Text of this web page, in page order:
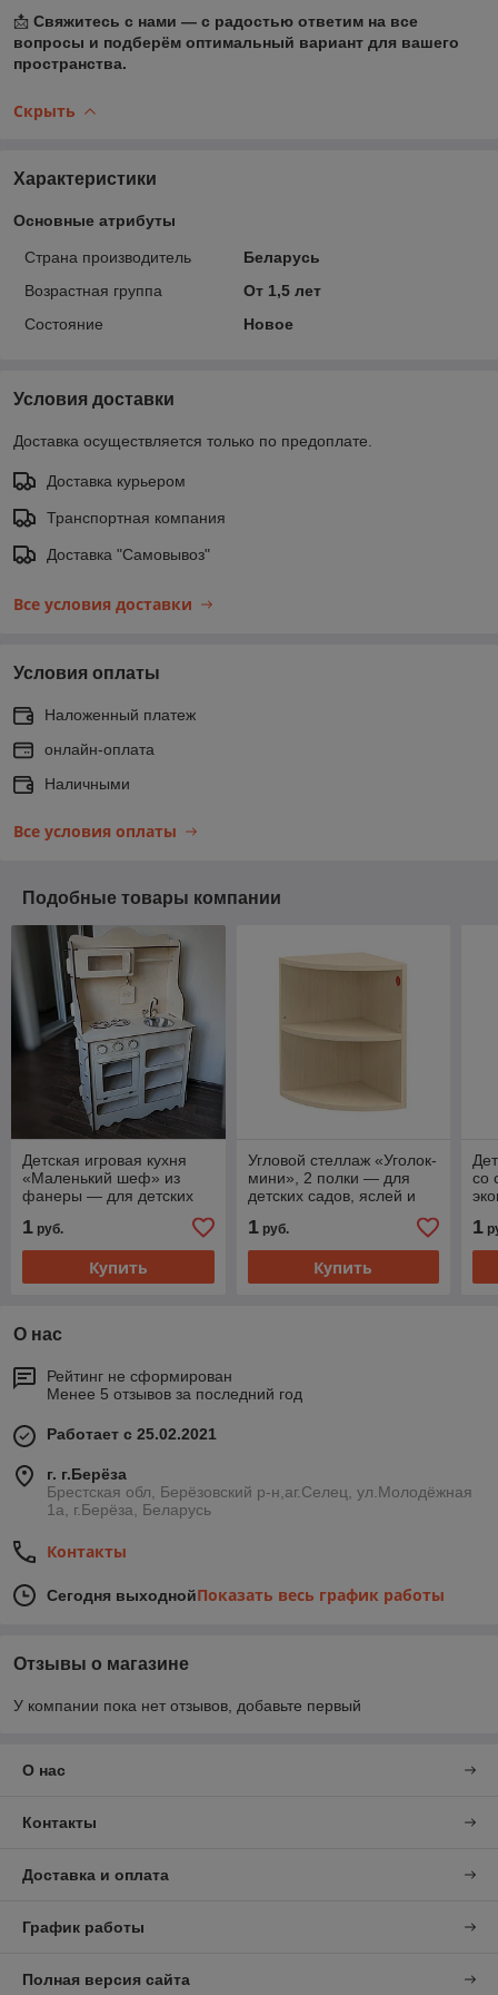
📩 Свяжитесь с нами — с радостью ответим на все
вопросы и подберём оптимальный вариант для вашего
пространства.
Скрыть
Характеристики
Основные атрибуты
Страна производитель
Беларусь
Возрастная группа
От 1,5 лет
Состояние
Новое
Условия доставки
Доставка осуществляется только по предоплате.
Доставка курьером
Транспортная компания
Доставка "Самовывоз"
Все условия доставки
Условия оплаты
Наложенный платеж
онлайн-оплата
Наличными
Все условия оплаты
Подобные товары компании
Детская игровая кухня
«Маленький шеф» из
фанеры — для детских
1 руб.
Купить
Угловой стеллаж «Уголок-
мини», 2 полки — для
детских садов, яслей и
дома, из экоматериалов,
фанеры
1руб.
Купить
со
1
О нас
Рейтинг не сформирован
Менее 5 отзывов за последний год
Работает с 25.02.2021
г. г.Берёза
Брестская обл, Берёзовский р-н,аг.Селец, ул.Молодёжная
1а, г.Берёза, Беларусь
Контакты
Сегодня выходнойПоказать весь график работы
Отзывы о магазине
У компании пока нет отзывов, добавьте первый
О нас
Контакты
Доставка и оплата
График работы
Полная версия сайта